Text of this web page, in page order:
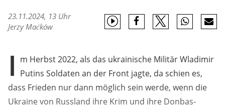
23.11.2024, 13 Uhr
Jerzy Maćków
I m Herbst 2022, als das ukrainische Militär Wladimir
Putins Soldaten an der Front jagte, da schien es,
dass Frieden nur dann möglich sein werde, wenn die
Ukraine von Russland ihre Krim und ihre Donbas-